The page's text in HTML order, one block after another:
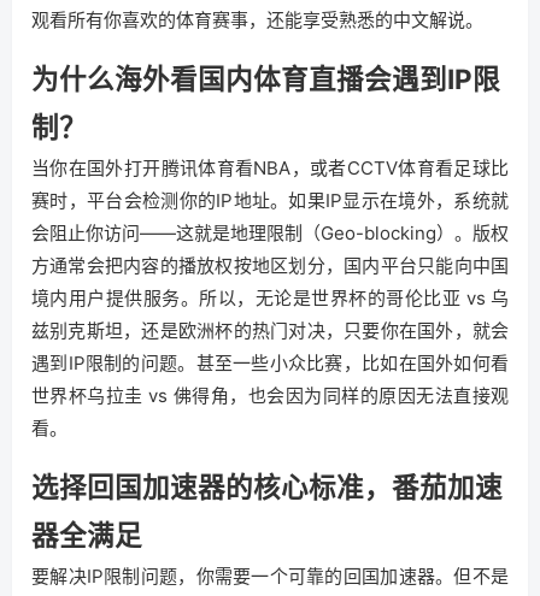
观看所有你喜欢的体育赛事，还能享受熟悉的中文解说。
为什么海外看国内体育直播会遇到IP限
制？
当你在国外打开腾讯体育看NBA，或者CCTV体育看足球比
赛时，平台会检测你的IP地址。如果IP显示在境外，系统就
会阻止你访问——这就是地理限制（Geo-blocking）。版权
方通常会把内容的播放权按地区划分，国内平台只能向中国
境内用户提供服务。所以，无论是世界杯的哥伦比亚 vs 乌
兹别克斯坦，还是欧洲杯的热门对决，只要你在国外，就会
遇到IP限制的问题。甚至一些小众比赛，比如在国外如何看
世界杯乌拉圭 vs 佛得角，也会因为同样的原因无法直接观
看。
选择回国加速器的核心标准，番茄加速
器全满足
要解决IP限制问题，你需要一个可靠的回国加速器。但不是